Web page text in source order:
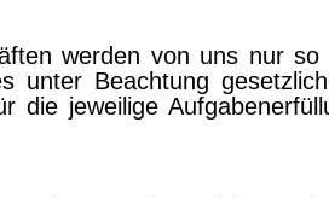
wer­den von uns nur
unter Be­ach­tung
die je­wei­li­ge